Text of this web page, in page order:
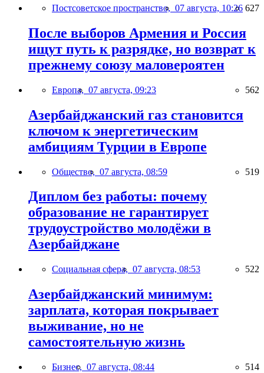
Постсоветское пространство, 07 августа, 10:26 627
После выборов Армения и Россия
ищут путь к разрядке, но возврат к
прежнему союзу маловероятен
Европа, 07 августа, 09:23 562
Азербайджанский газ становится
ключом к энергетическим
амбициям Турции в Европе
Общество, 07 августа, 08:59 519
Диплом без работы: почему
образование не гарантирует
трудоустройство молодёжи в
Азербайджане
Социальная сфера, 07 августа, 08:53 522
Азербайджанский минимум:
зарплата, которая покрывает
выживание, но не
самостоятельную жизнь
Бизнес, 07 августа, 08:44 514